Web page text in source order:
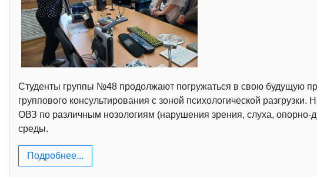
Студенты группы №48 продолжают погружаться в свою будущую
группового консультирования с зоной психологической
ОВЗ по различным нозологиям (нарушения зрения, слуха, опорно-
среды.
Подробнее...